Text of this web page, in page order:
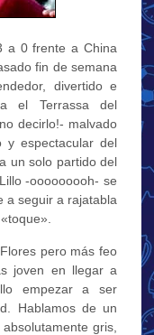
a 0 frente a China
fin de semana
divertido e
el Terrassa del
decirlo!- malvado
y espectacular del
un solo partido del
-ooooooooh- se
a seguir a rajatabla
pero más feo
joven en llegar a
empezar a ser
Hablamos de un
gris,